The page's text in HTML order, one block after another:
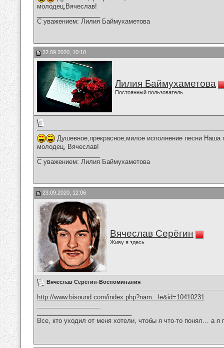
молодец,Вячеслав!
С уважением: Лилия Баймухаметова
22.09.2020, 10:10
Лилия Баймухаметова
Постоянный пользователь
Душевное,прекрасное,милое исполнение песни Наша
молодец, Вячеслав!
С уважением: Лилия Баймухаметова
23.09.2020, 12:06
Вячеслав Серёгин
Живу я здесь
Вячеслав Серёгин-Воспоминания
http://www.bisound.com/index.php?nam...le&id=10410231
Все, кто уходил от меня хотели, чтобы я что-то понял… а